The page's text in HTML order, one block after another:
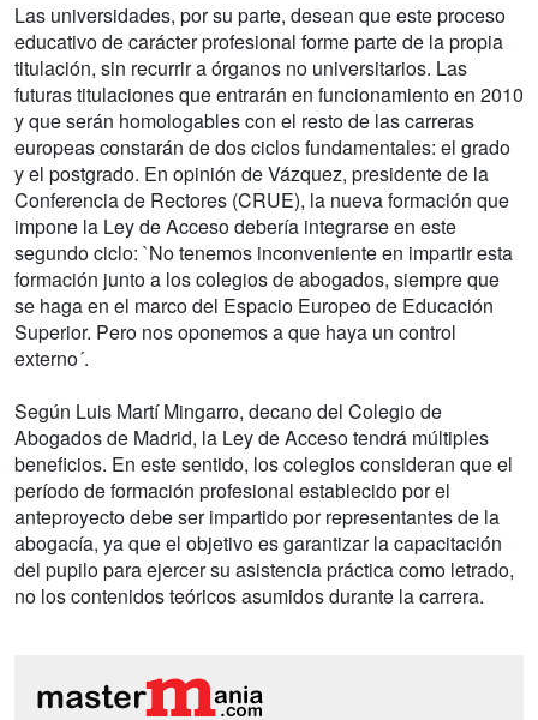
Las universidades, por su parte, desean que este proceso
educativo de carácter profesional forme parte de la propia
titulación, sin recurrir a órganos no universitarios. Las
futuras titulaciones que entrarán en funcionamiento en 2010
y que serán homologables con el resto de las carreras
europeas constarán de dos ciclos fundamentales: el grado
y el postgrado. En opinión de Vázquez, presidente de la
Conferencia de Rectores (CRUE), la nueva formación que
impone la Ley de Acceso debería integrarse en este
segundo ciclo: `No tenemos inconveniente en impartir esta
formación junto a los colegios de abogados, siempre que
se haga en el marco del Espacio Europeo de Educación
Superior. Pero nos oponemos a que haya un control
externo´.
Según Luis Martí Mingarro, decano del Colegio de
Abogados de Madrid, la Ley de Acceso tendrá múltiples
beneficios. En este sentido, los colegios consideran que el
período de formación profesional establecido por el
anteproyecto debe ser impartido por representantes de la
abogacía, ya que el objetivo es garantizar la capacitación
del pupilo para ejercer su asistencia práctica como letrado,
no los contenidos teóricos asumidos durante la carrera.